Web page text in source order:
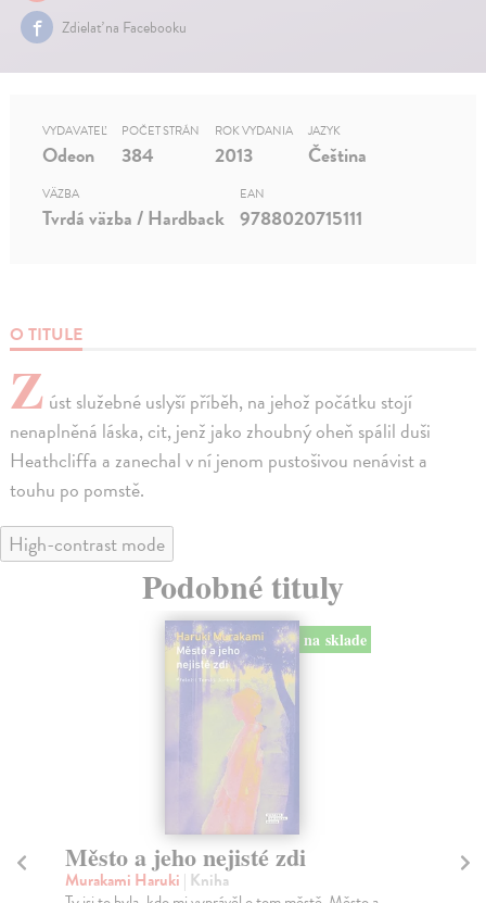
Zdielať na Facebooku
O TITULE
Z úst služebné uslyší příběh, na jehož počátku stojí
nenaplněná láska, cit, jenž jako zhoubný oheň spálil duši
Heathcliffa a zanechal v ní jenom pustošivou nenávist a
touhu po pomstě.
VYDAVATEĽ
Odeon
POČET STRÁN
384
ROK VYDANIA
2013
JAZYK
Čeština
VÄZBA
Tvrdá väzba / Hardback
EAN
9788020715111
High-contrast mode
Podobné tituly
na sklade
Město a jeho nejisté zdi
Murakami Haruki | Kniha